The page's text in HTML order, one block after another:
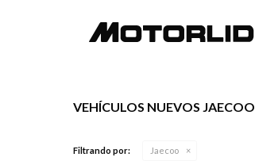
VEHÍCULOS NUEVOS JAECOO
Filtrando por: Jaecoo